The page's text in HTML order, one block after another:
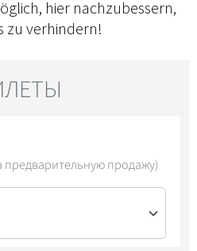
hier nachzubessern,
zu verhindern!